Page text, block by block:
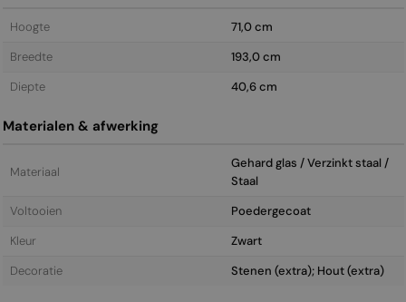
Hoogte
71,0 cm
Breedte
193,0 cm
Diepte
40,6 cm
Materialen & afwerking
Materiaal
Gehard glas / Verzinkt staal /
Staal
Voltooien
Poedergecoat
Kleur
Zwart
Decoratie
Stenen (extra); Hout (extra)